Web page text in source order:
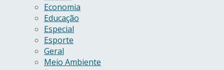
Economia
Educação
Especial
Esporte
Geral
Meio Ambiente